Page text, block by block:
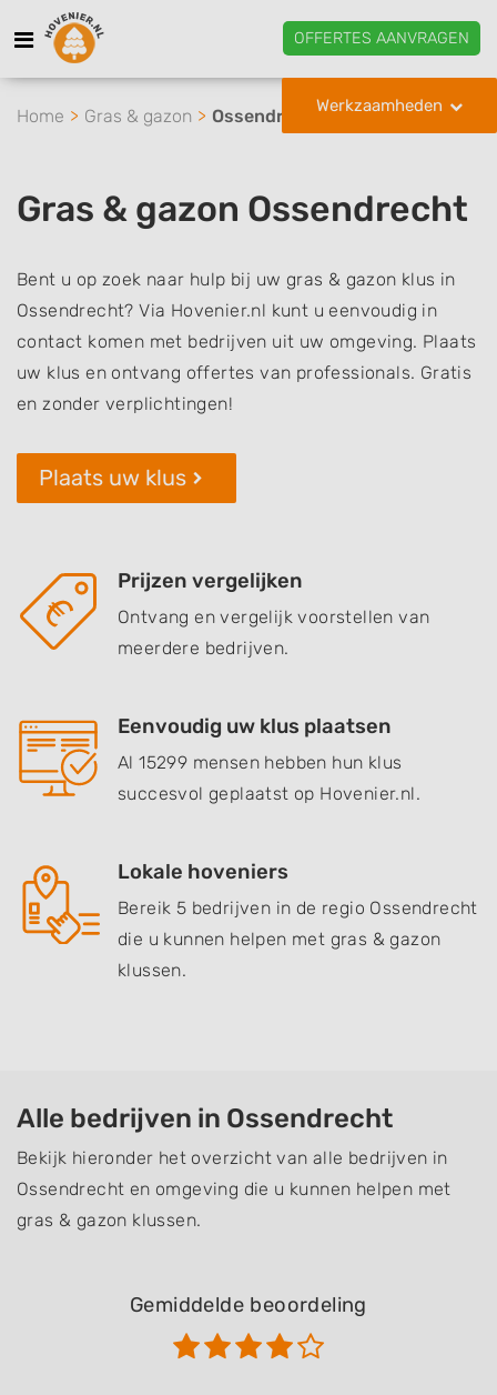
OFFERTES AANVRAGEN
Werkzaamheden
Home Gras & gazon Ossendrecht
Gras & gazon Ossendrecht
Bent u op zoek naar hulp bij uw gras & gazon klus in
Ossendrecht? Via Hovenier.nl kunt u eenvoudig in
contact komen met bedrijven uit uw omgeving. Plaats
uw klus en ontvang offertes van professionals. Gratis
en zonder verplichtingen!
Plaats uw klus
Prijzen vergelijken
Ontvang en vergelijk voorstellen van
meerdere bedrijven.
Eenvoudig uw klus plaatsen
Al 15299 mensen hebben hun klus
succesvol geplaatst op Hovenier.nl.
Lokale hoveniers
Bereik 5 bedrijven in de regio Ossendrecht
die u kunnen helpen met gras & gazon
klussen.
Alle bedrijven in Ossendrecht
Bekijk hieronder het overzicht van alle bedrijven in
Ossendrecht en omgeving die u kunnen helpen met
gras & gazon klussen.
Gemiddelde beoordeling